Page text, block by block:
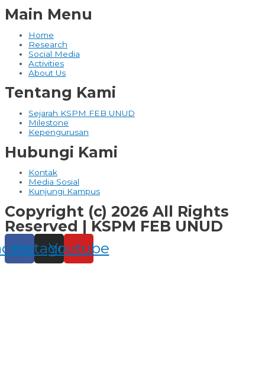
Main Menu
Home
Research
Social Media
Activities
About Us
Tentang Kami
Sejarah KSPM FEB UNUD
Milestone
Kepengurusan
Hubungi Kami
Kontak
Media Sosial
Kunjungi Kampus
Copyright (c) 2026 All Rights
Reserved | KSPM FEB UNUD
Instagram
Youtube